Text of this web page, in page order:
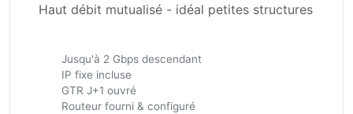
Haut débit mutualisé - idéal petites structures
Jusqu'à 2 Gbps descendant
IP fixe incluse
GTR J+1 ouvré
Routeur fourni & configuré